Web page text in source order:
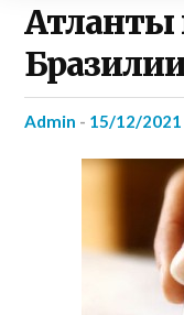
Атланты
admin - 15/12/2021